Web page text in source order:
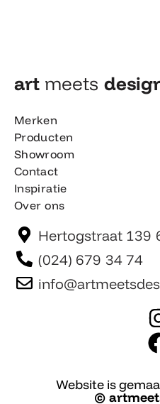
art meets
Merken
Producten
Showroom
Contact
Inspiratie
Over ons
Hertogstraat 139
(024) 679 34 74
Website is
©